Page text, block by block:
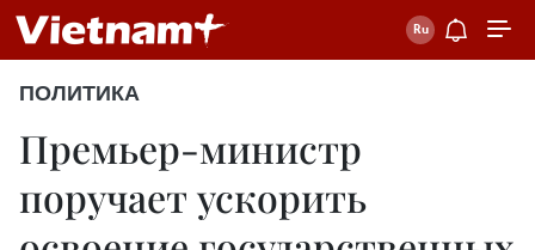
ПОЛИТИКА
Премьер-министр
поручает ускорить